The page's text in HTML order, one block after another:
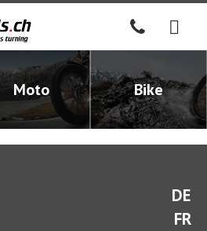
Moto Bike
DE
FR